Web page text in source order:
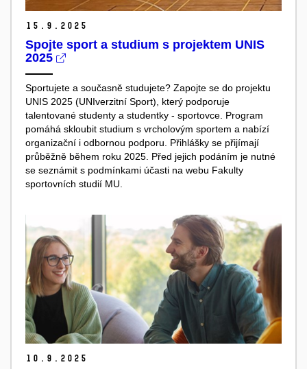
15. 9. 2025
Spojte sport a studium s projektem UNIS
2025
Sportujete a současně studujete? Zapojte se do projektu
UNIS 2025 (UNIverzitní Sport), který podporuje
talentované studenty a studentky - sportovce. Program
pomáhá skloubit studium s vrcholovým sportem a nabízí
organizační i odbornou podporu. Přihlášky se přijímají
průběžně během roku 2025. Před jejich podáním je nutné
se seznámit s podmínkami účasti na webu Fakulty
sportovních studií MU.
10. 9. 2025